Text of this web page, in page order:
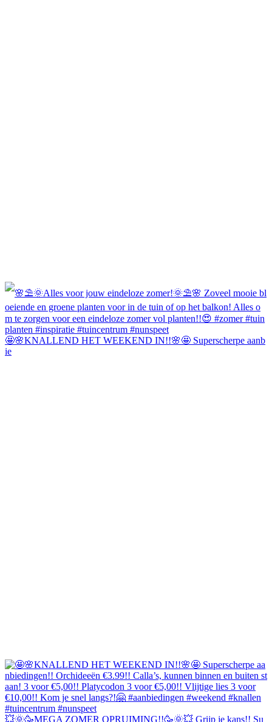
🤩🌸KNALLEND HET WEEKEND IN!!🌸🤩 Superscherpe aanb
ie
💥🌞🥳MEGA ZOMER OPRUIMING!!🥳🌞💥 Grijp je kans!! Su